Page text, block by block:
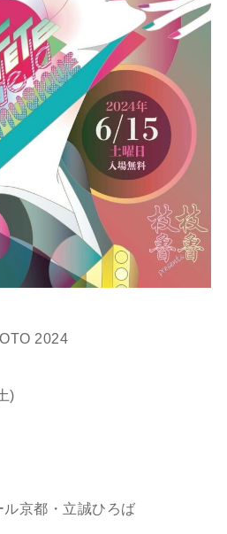
2024
)
京都・立誠ひろば